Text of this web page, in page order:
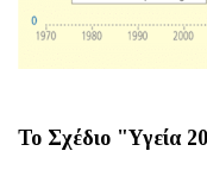
Το Σχέδιο "Υγεία